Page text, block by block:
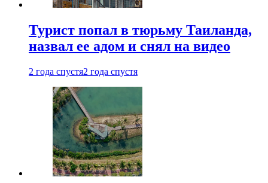
Турист попал в тюрьму Таиланда,
назвал ее адом и снял на видео
2 года спустя2 года спустя